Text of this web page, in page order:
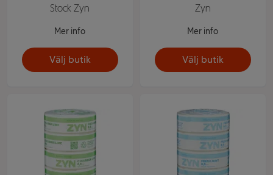
Stock Zyn
Mer info
Välj butik
Zyn
Mer info
Välj butik